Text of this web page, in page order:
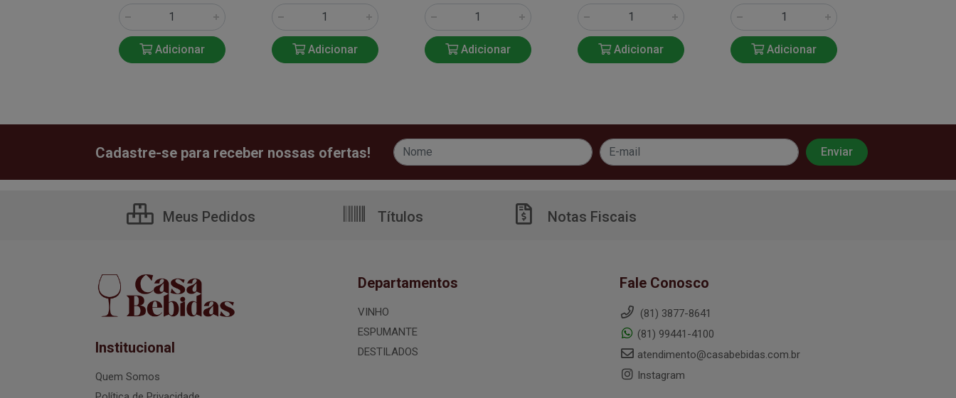
Adicionar Adicionar Adicionar Adicionar Adicionar
Cadastre-se para receber nossas ofertas!
Meus Pedidos Títulos Notas Fiscais
Institucional
Quem Somos
Departamentos
VINHO
ESPUMANTE
DESTILADOS
Fale Conosco
(81) 3877-8641
(81) 99441-4100
atendimento@casabebidas.com.br
Instagram